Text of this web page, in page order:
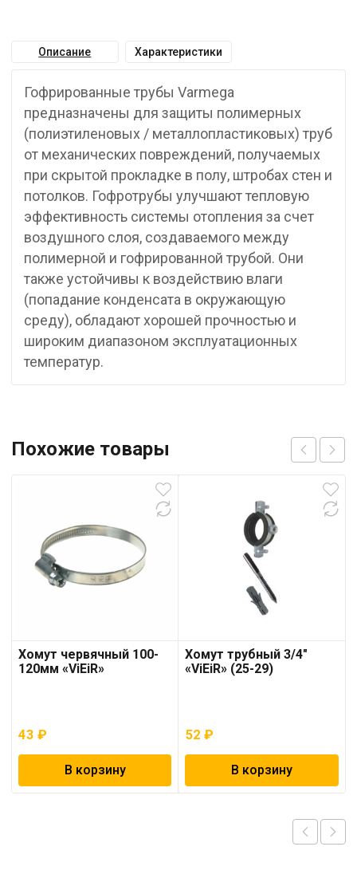
Описание Характеристики
Гофрированные трубы Varmega
предназначены для защиты полимерных
(полиэтиленовых / металлопластиковых) труб
от механических повреждений, получаемых
при скрытой прокладке в полу, штробах стен и
потолков. Гофротрубы улучшают тепловую
эффективность системы отопления за счет
воздушного слоя, создаваемого между
полимерной и гофрированной трубой. Они
также устойчивы к воздействию влаги
(попадание конденсата в окружающую
среду), обладают хорошей прочностью и
широким диапазоном эксплуатационных
температур.
Похожие товары
Хомут червячный 100-
120мм «ViEiR»
43 ₽
В корзину
Хомут трубный 3/4″
«ViEiR» (25-29)
52₽
В корзину